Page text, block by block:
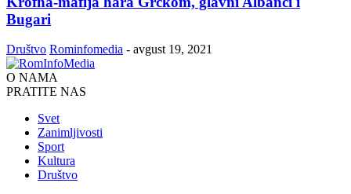
Bugari
Društvo Rominfomedia - avgust 19, 2021
O NAMA
PRATITE NAS
Svet
Zanimljivosti
Sport
Kultura
Društvo